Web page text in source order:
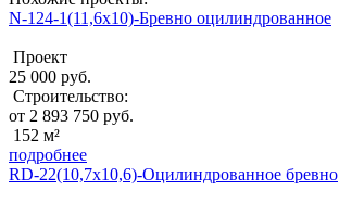
N-124-1(11,6x10)-Бревно оцилиндрованное
Проект
25 000 руб.
Строительство:
от 2 893 750 руб.
152 м²
подробнее
RD-22(10,7x10,6)-Оцилиндрованное бревно